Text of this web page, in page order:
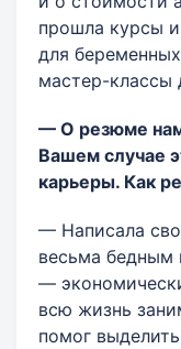
прошла курсы
для
мастер-классы
— О резюме
Вашем случае
карьеры. Как
— Написала
весьма бедным
—
всю жизнь
помог